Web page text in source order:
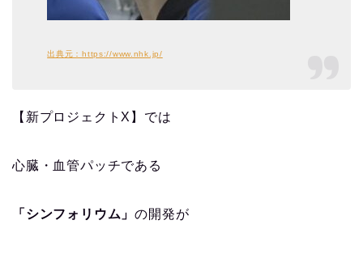
出典元：https://www.nhk.jp/
【新プロジェクトX】では
心臓・血管パッチである
「シンフォリウム」の開発が